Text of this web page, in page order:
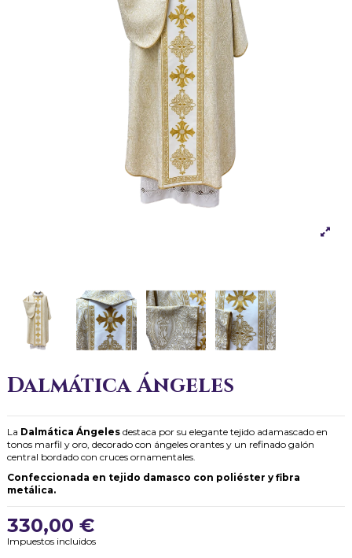
Dalmática Ángeles
La Dalmática Ángeles destaca por su elegante tejido adamascado en
tonos marfil y oro, decorado con ángeles orantes y un refinado galón
central bordado con cruces ornamentales.
Confeccionada en tejido damasco con poliéster y fibra
metálica.
330,00 €
Impuestos incluidos